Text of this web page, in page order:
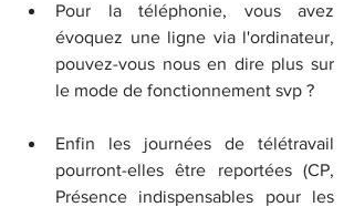
Pour la téléphonie, vous avez
évoquez une ligne via l'ordinateur,
pouvez-vous nous en dire plus sur
le mode de fonctionnement svp ?
Enfin les journées de télétravail
pourront-elles être reportées (CP,
Présence indispensables pour les